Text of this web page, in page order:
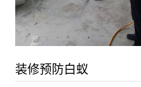
装修预防白蚁